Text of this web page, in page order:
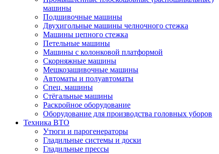
машины
Подшивочные машины
Двухигольные машины челночного стежка
Машины цепного стежка
Петельные машины
Машины с колонковой платформой
Cкорняжные машины
Мешкозашивочные машины
Автоматы и полуавтоматы
Спец. машины
Стёгальные машины
Раскройное оборудование
Оборудование для производства головных уборов
Техника ВТО
Утюги и парогенераторы
Гладильные системы и доски
Гладильные прессы